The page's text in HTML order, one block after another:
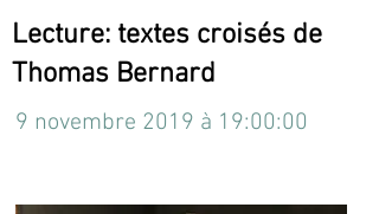
Lecture: textes croisés de
Thomas Bernard
9 novembre 2019 à 19:00:00